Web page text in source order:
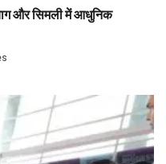
और सिमली में आधुनिक